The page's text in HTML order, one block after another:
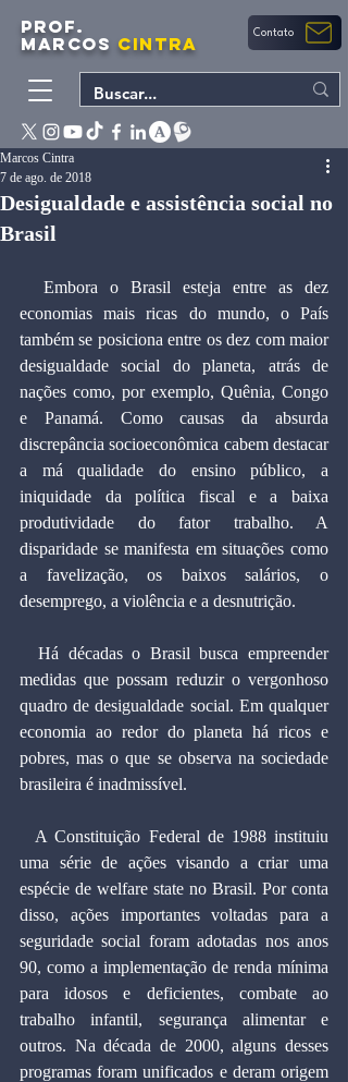
PROF.
MARCOS CINTRA Contato
Desigualdade e assistência social no
Brasil
Marcos Cintra
7 de ago. de 2018
economias mais ricas do mundo, o País
também se posiciona entre os dez com maior
desigualdade social do planeta, atrás de
nações como, por exemplo, Quênia, Congo
e Panamá. Como causas da absurda
discrepância socioeconômica cabem destacar
a má qualidade do ensino público, a
iniquidade da política fiscal e a baixa
produtividade do fator trabalho. A
disparidade se manifesta em situações como
a favelização, os baixos salários, o
desemprego, a violência e a desnutrição.
  Há décadas o Brasil busca empreender
medidas que possam reduzir o vergonhoso
quadro de desigualdade social. Em qualquer
economia ao redor do planeta há ricos e
pobres, mas o que se observa na sociedade
brasileira é inadmissível.
uma série de ações visando a criar uma
espécie de welfare state no Brasil. Por conta
disso, ações importantes voltadas para a
seguridade social foram adotadas nos anos
90, como a implementação de renda mínima
para idosos e deficientes, combate ao
trabalho infantil, segurança alimentar e
outros. Na década de 2000, alguns desses
programas foram unificados e deram origem